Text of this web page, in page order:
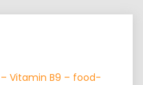
Vitamin B9 – food-